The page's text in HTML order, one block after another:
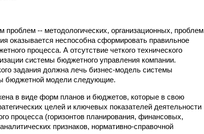
-- методологических, организационных, проблем
оказывается неспособна сформировать правильное
процесса. А отсутствие четкого технического
системы бюджетного управления компании.
задания должна лечь бизнес-модель системы
бюджетной модели следующие.
в виде форм планов и бюджетов, которые в свою
целей и ключевых показателей деятельности
процесса (горизонтов планирования, финансовых,
признаков, нормативно-справочной